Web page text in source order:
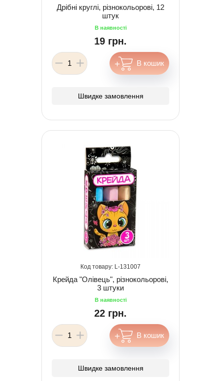
Дрібні круглі, різнокольорові, 12
штук
19 грн.
Швидке замовлення
131007
Крейда "Олівець", різнокольорові,
3 штуки
22 грн.
Швидке замовлення